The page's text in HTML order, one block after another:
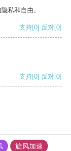
私和自由。
支持[0] 反对[0]
支持[0] 反对[0]
旋风加速